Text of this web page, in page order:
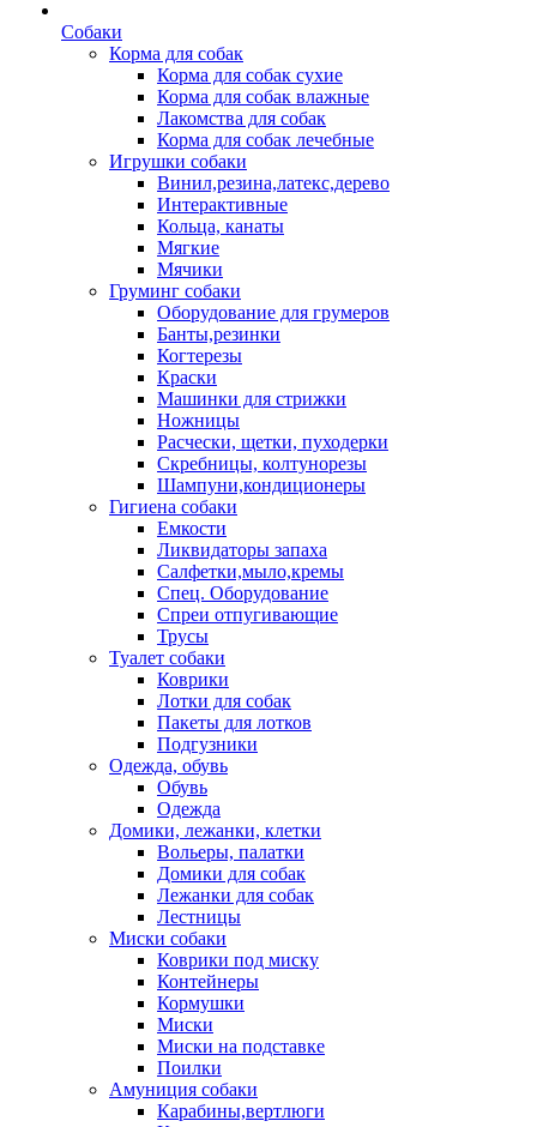
Собаки
Корма для собак
Корма для собак сухие
Корма для собак влажные
Лакомства для собак
Корма для собак лечебные
Игрушки собаки
Винил,резина,латекс,дерево
Интерактивные
Кольца, канаты
Мягкие
Мячики
Груминг собаки
Оборудование для грумеров
Банты,резинки
Когтерезы
Краски
Машинки для стрижки
Ножницы
Расчески, щетки, пуходерки
Скребницы, колтунорезы
Шампуни,кондиционеры
Гигиена собаки
Емкости
Ликвидаторы запаха
Салфетки,мыло,кремы
Спец. Оборудование
Спреи отпугивающие
Трусы
Туалет собаки
Коврики
Лотки для собак
Пакеты для лотков
Подгузники
Одежда, обувь
Обувь
Одежда
Домики, лежанки, клетки
Вольеры, палатки
Домики для собак
Лежанки для собак
Лестницы
Миски собаки
Коврики под миску
Контейнеры
Кормушки
Миски
Миски на подставке
Поилки
Амуниция собаки
Карабины,вертлюги